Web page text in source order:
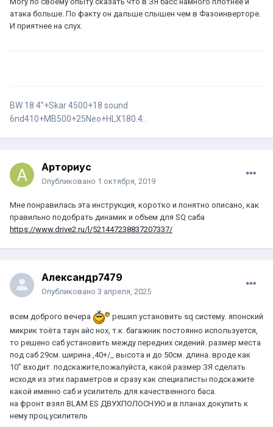
атака больше. По факту он дальше слышен чем в Фазоинверторе.
И приятнее на слух.
BW 18 4"+Skar 4500+18 sound
6nd410+MB500+25Neo+HLX180.4..
Арториус
Опубликовано 1 октября, 2019
Мне понравилась эта инструкция, коротко и понятно описано, как
правильно подобрать динамик и объем для SQ саба
https://www.drive2.ru/l/521447238837207337/
Александр7479
Опубликовано 3 апреля, 2025
всем доброго вечера
решил установить sq систему. японский
микрик тоёта таун айс нох, т.к. багажник постоянно используется,
то решено саб установить между передних сидений. размер места
под саб 29см. ширина ,40+/_ высота и до 50см. длина. вроде как
10" входит. подскажите,пожалуйста, какой размер ЗЯ сделать
исходя из этих параметров и сразу как специалисты подскажите
какой именно саб и усилитель для качественного баса.
на фронт взял BLAM ES ДВУХПОЛОСНУЮ и в планах докупить к
нему проц.усилитель